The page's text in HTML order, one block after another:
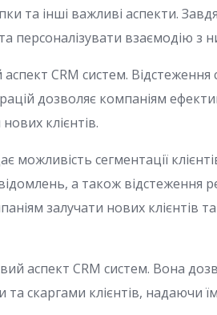
та інші важливі аспекти.
персоналізувати взаємодію з
CRM систем. Відстеження
дозволяє компаніям
клієнтів.
сегментації
а також відстеження
залучати нових клієнтів та
аспект CRM систем. Вона
скаргами клієнтів, надаючи